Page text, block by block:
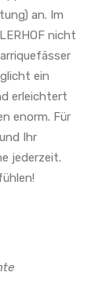
an. Im
nicht
ein
erleichtert
enorm. Für
Ihr
jederzeit.